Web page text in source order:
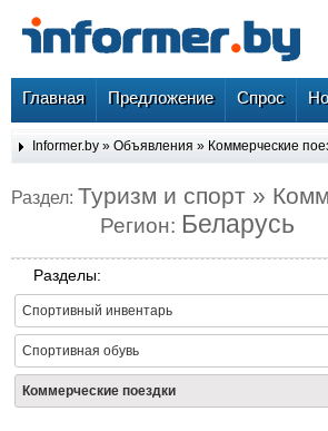
Главная Предложение Спрос
Informer.by » Объявления » Коммерческие
Раздел: Туризм и спорт »
Регион: Беларусь
Разделы:
Спортивный инвентарь
Спортивная обувь
Коммерческие поездки